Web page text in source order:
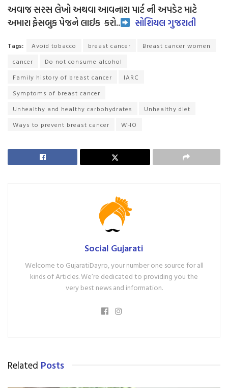
અવાજ સરસ લેખો અથવા આવનારા પાર્ટ ની અપડેટ માટે
અમારા ફેસબુક પેજને લાઈક કરો.. સોશિયલ ગુજરાતી
Tags: Avoid tobacco breast cancer
Breast cancer women
cancer
Do not consume alcohol
Family history of breast cancer
IARC
Symptoms of breast cancer
Unhealthy and healthy carbohydrates
Unhealthy diet
Ways to prevent breast cancer
WHO
Social Gujarati
Welcome to GujaratiDayro, your number one source for all
kinds of Articles. We’re dedicated to providing you the
very best news and information.
Related Posts